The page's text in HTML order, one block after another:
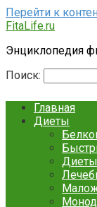
Перейти к
FitaLife.ru
Энциклопедия
Поиск:
Главная
Диеты